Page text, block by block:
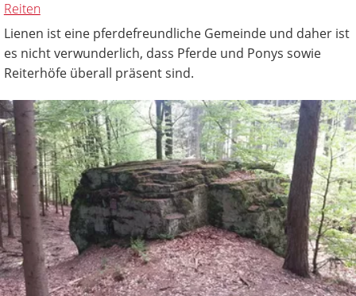
Reiten
Lienen ist eine pferdefreundliche Gemeinde und daher ist
es nicht verwunderlich, dass Pferde und Ponys sowie
Reiterhöfe überall präsent sind.